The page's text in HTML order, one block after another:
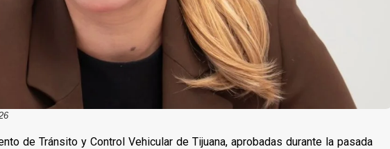
de Tránsito y Control Vehicular de Tijuana, aprobadas durante la pasada